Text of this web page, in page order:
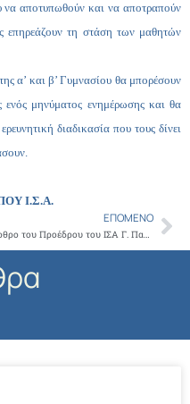
να αποτυπωθούν και να αποτραπούν
επηρεάζουν τη στάση των μαθητών
α’ και β’ Γυμνασίου θα μπορέσουν
ενός μηνύματος ενημέρωσης και θα
διαδικασία που τους δίνει
Ι.Σ.Α.
ΕΠΌΜΕΝΟ
Άρθρο του Προέδρου του ΙΣΑ Γ. Πατούλη στην Real News με θέμα: Απαιτείται εθνικός σχεδιασμός για την προσφυγική κρίση